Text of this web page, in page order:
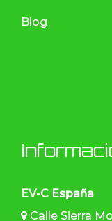
Blog
EV-C España
Calle Sierra